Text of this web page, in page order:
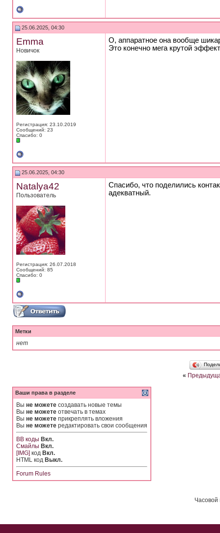
25.06.2025, 04:30
Emma
Новичок
Регистрация: 23.10.2019
Сообщений: 23
Спасибо: 0
О, аппаратное она вообще
Это конечно мега крутой
25.06.2025, 04:30
Natalya42
Пользователь
Регистрация: 26.07.2018
Сообщений: 85
Спасибо: 0
Спасибо, что поделились
адекватный.
Метки
нет
«
Ваши права в разделе
Вы не можете создавать новые темы
Вы не можете отвечать в темах
Вы не можете прикреплять вложения
Вы не можете редактировать свои сообщения
BB коды Вкл.
Смайлы Вкл.
[IMG] код Вкл.
HTML код Выкл.
Forum Rules
Часовой